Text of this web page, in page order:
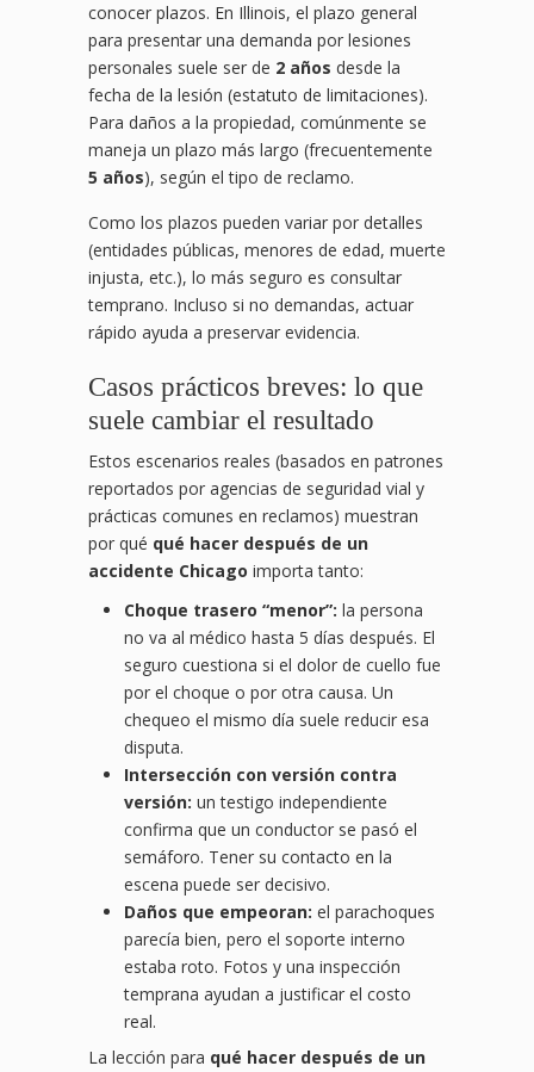
conocer plazos. En Illinois, el plazo general
para presentar una demanda por lesiones
personales suele ser de 2 años desde la
fecha de la lesión (estatuto de limitaciones).
Para daños a la propiedad, comúnmente se
maneja un plazo más largo (frecuentemente
5 años), según el tipo de reclamo.
Como los plazos pueden variar por detalles
(entidades públicas, menores de edad, muerte
injusta, etc.), lo más seguro es consultar
temprano. Incluso si no demandas, actuar
rápido ayuda a preservar evidencia.
Casos prácticos breves: lo que
suele cambiar el resultado
Estos escenarios reales (basados en patrones
reportados por agencias de seguridad vial y
prácticas comunes en reclamos) muestran
por qué qué hacer después de un
accidente Chicago importa tanto:
Choque trasero “menor”: la persona
no va al médico hasta 5 días después. El
seguro cuestiona si el dolor de cuello fue
por el choque o por otra causa. Un
chequeo el mismo día suele reducir esa
disputa.
Intersección con versión contra
versión: un testigo independiente
confirma que un conductor se pasó el
semáforo. Tener su contacto en la
escena puede ser decisivo.
Daños que empeoran: el parachoques
parecía bien, pero el soporte interno
estaba roto. Fotos y una inspección
temprana ayudan a justificar el costo
real.
La lección para qué hacer después de un